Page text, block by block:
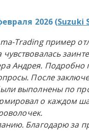
2026 (Suzuki
Trading пример
Андрея. Подробно
После
выполнены по
о каждом
Благодарю за